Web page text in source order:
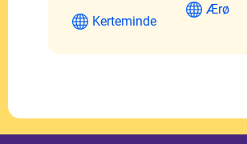
Kerteminde
Ærø